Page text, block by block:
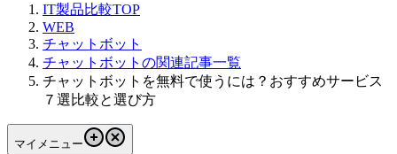
IT製品比較TOP
WEB
チャットボット
チャットボットの関連記事一覧
チャットボットを無料で使うには？おすすめサービス
７選比較と選び方
マイメニュー